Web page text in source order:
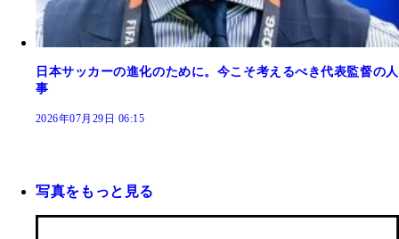
日本サッカーの進化のために。今こそ考えるべき代表監督の人
事
2026年07月29日 06:15
写真をもっと見る